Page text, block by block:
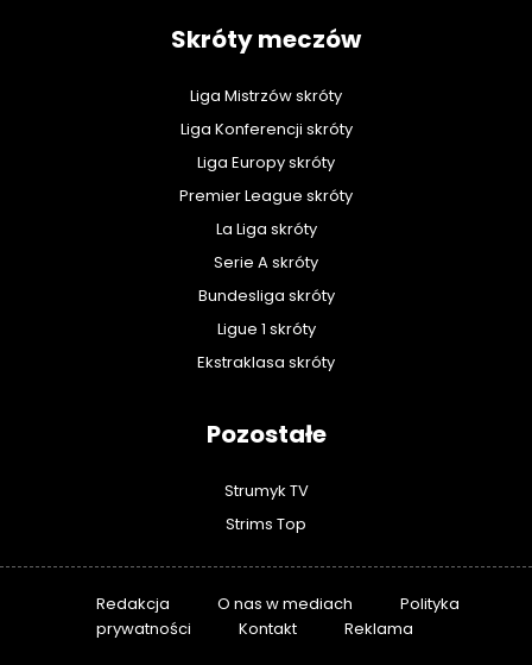
Skróty meczów
Liga Mistrzów skróty
Liga Konferencji skróty
Liga Europy skróty
Premier League skróty
La Liga skróty
Serie A skróty
Bundesliga skróty
Ligue 1 skróty
Ekstraklasa skróty
Pozostałe
Strumyk TV
Strims Top
Redakcja O nas w mediach
Polityka
prywatności
Kontakt Reklama